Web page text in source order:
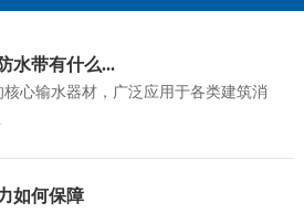
水带有什么...
心输水器材，广泛应用于各类建筑消
如何保障